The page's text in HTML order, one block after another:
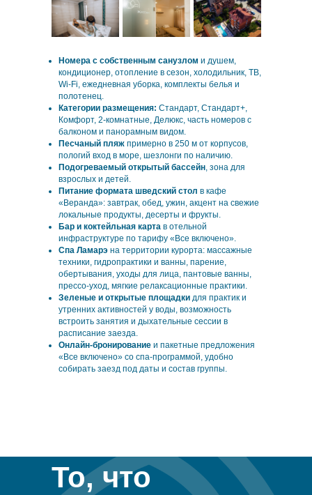
Номера с собственным санузлом и душем,
кондиционер, отопление в сезон, холодильник, ТВ,
Wi-Fi, ежедневная уборка, комплекты белья и
полотенец.
Категории размещения: Стандарт, Стандарт+,
Комфорт, 2-комнатные, Делюкс, часть номеров с
балконом и панорамным видом.
Песчаный пляж примерно в 250 м от корпусов,
пологий вход в море, шезлонги по наличию.
Подогреваемый открытый бассейн, зона для
взрослых и детей.
Питание формата шведский стол в кафе
«Веранда»: завтрак, обед, ужин, акцент на свежие
локальные продукты, десерты и фрукты.
Бар и коктейльная карта в отельной
инфраструктуре по тарифу «Все включено».
Спа Ламарэ на территории курорта: массажные
техники, гидропрактики и ванны, парение,
обертывания, уходы для лица, пантовые ванны,
прессо-уход, мягкие релаксационные практики.
Зеленые и открытые площадки для практик и
утренних активностей у воды, возможность
встроить занятия и дыхательные сессии в
расписание заезда.
Онлайн-бронирование и пакетные предложения
«Все включено» со спа-программой, удобно
собирать заезд под даты и состав группы.
То, что